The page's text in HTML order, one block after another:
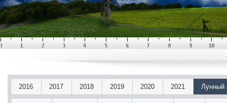
2016 2017 2018 2019 2020 2021 Лунный